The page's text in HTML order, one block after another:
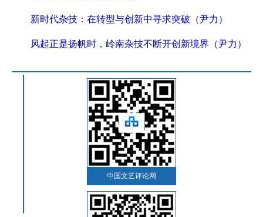
新时代杂技：在转型与创新中寻求突破（尹力）
风起正是扬帆时，岭南杂技不断开创新境界（尹力）
中国文艺评论网